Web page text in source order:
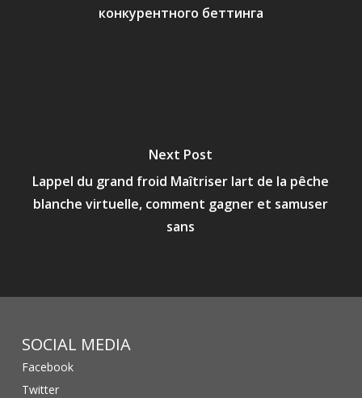
конкурентного беттинга
Next Post
Lappel du grand froid Maîtriser lart de la pêche
blanche virtuelle, comment gagner et samuser
sans
SOCIAL MEDIA
Facebook
Twitter